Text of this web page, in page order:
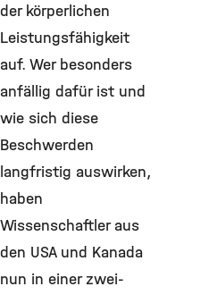
der körperlichen
Leistungsfähigkeit
auf. Wer besonders
anfällig dafür ist und
wie sich diese
Beschwerden
langfristig auswirken,
haben
Wissenschaftler aus
den USA und Kanada
nun in einer zwei-